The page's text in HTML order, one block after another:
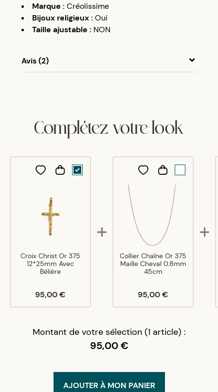
Marque : Créolissime
Bijoux religieux: Oui
Taille ajustable : NON
Avis (2)
05/03/20
Complétez votre look
Croix Christ Or 375
12*25mm Avec
Bélière
95,00 €
Collier Chaîne Or 375
Maille Cheval 0.8mm
45cm
95,00 €
Montant de votre sélection (1 article) :
95,00 €
AJOUTER À MON PANIER